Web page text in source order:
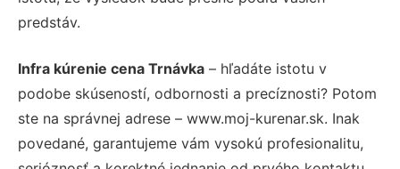
predstáv.
Infra kúrenie cena Trnávka – hľadáte istotu v
podobe skúseností, odbornosti a precíznosti? Potom
ste na správnej adrese – www.moj-kurenar.sk. Inak
povedané, garantujeme vám vysokú profesionalitu,